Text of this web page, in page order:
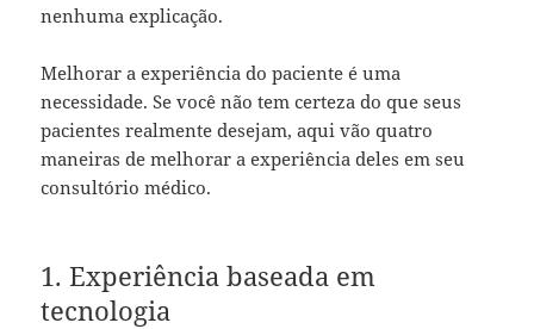
nenhuma explicação.
Melhorar a experiência do paciente é uma
necessidade. Se você não tem certeza do que seus
pacientes realmente desejam, aqui vão quatro
maneiras de melhorar a experiência deles em seu
consultório médico.
1. Experiência baseada em
tecnologia